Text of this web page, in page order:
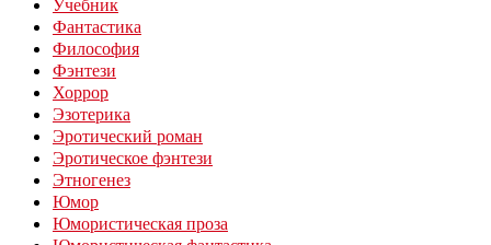
Учебник
Фантастика
Философия
Фэнтези
Хоррор
Эзотерика
Эротический роман
Эротическое фэнтези
Этногенез
Юмор
Юмористическая проза